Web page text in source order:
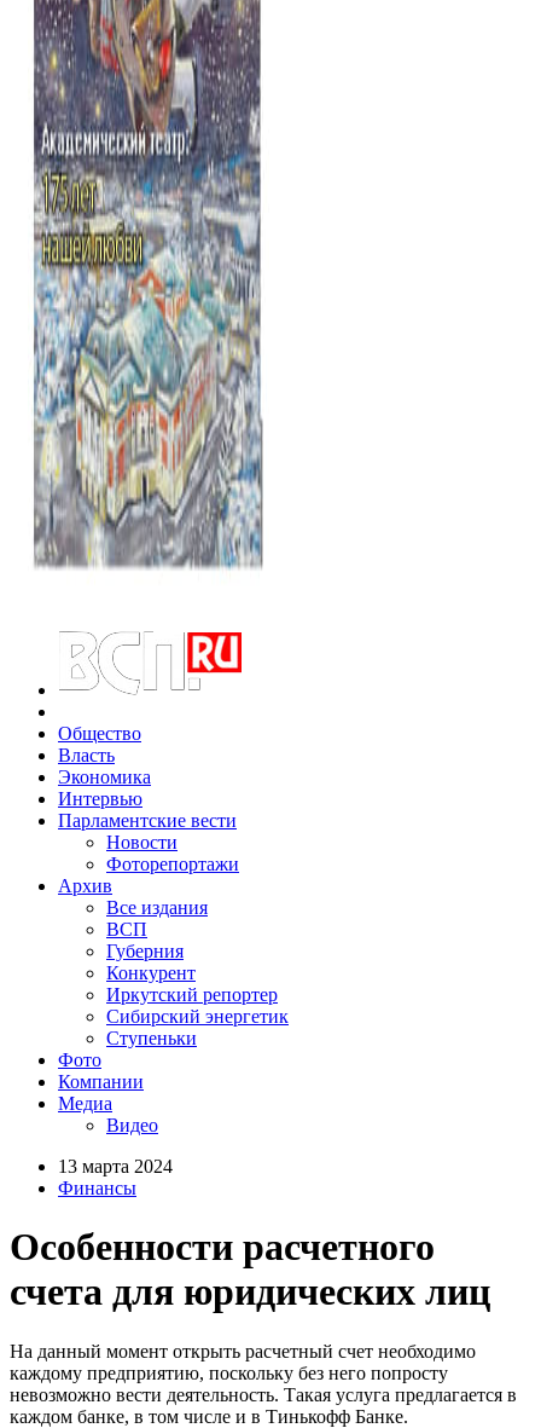
Общество
Власть
Экономика
Интервью
Парламентские вести
Новости
Фоторепортажи
Архив
Все издания
ВСП
Губерния
Конкурент
Иркутский репортер
Сибирский энергетик
Ступеньки
Фото
Компании
Медиа
Видео
13 марта 2024
Финансы
Особенности расчетного
счета для юридических лиц
На данный момент открыть расчетный счет необходимо
каждому предприятию, поскольку без него попросту
невозможно вести деятельность. Такая услуга предлагается в
каждом банке, в том числе и в Тинькофф Банке.